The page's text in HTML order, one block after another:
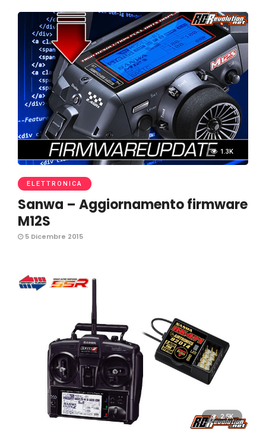
1.3K
ELETTRONICA
Sanwa – Aggiornamento firmware
M12S
5 Dicembre 2015
2.5K